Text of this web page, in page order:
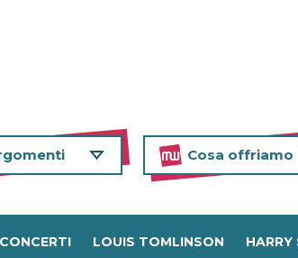
Cosa offriamo
LOUIS TOMLINSON HARRY